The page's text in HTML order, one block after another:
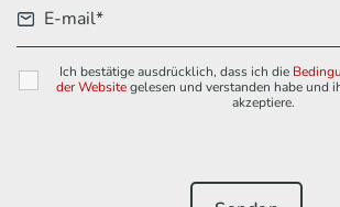
Ich bestätige ausdrücklich, dass ich die
der Websitegelesen und verstanden habe und
akzeptiere.